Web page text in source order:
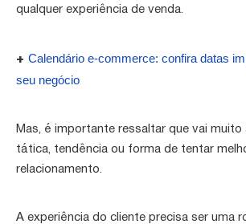
qualquer experiência de venda.
+ Calendário e-commerce: confira datas
seu negócio
Mas, é importante ressaltar que vai muito
tática, tendência ou forma de tentar
relacionamento.
A experiência do cliente precisa ser uma